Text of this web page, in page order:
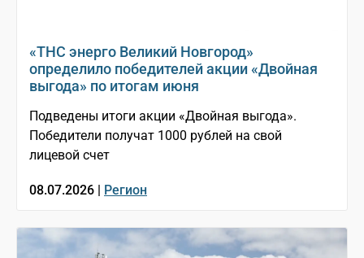
«ТНС энерго Великий Новгород»
определило победителей акции «Двойная
выгода» по итогам июня
Подведены итоги акции «Двойная выгода».
Победители получат 1000 рублей на свой
лицевой счет
08.07.2026 | Регион